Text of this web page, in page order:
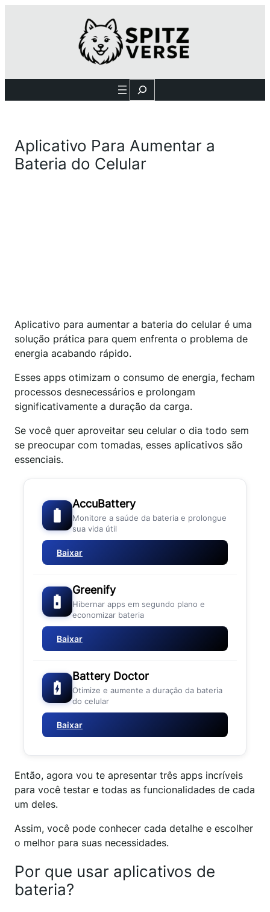
Search
Aplicativo Para Aumentar a
Bateria do Celular
Aplicativo para aumentar a bateria do celular é uma
solução prática para quem enfrenta o problema de
energia acabando rápido.
Esses apps otimizam o consumo de energia, fecham
processos desnecessários e prolongam
significativamente a duração da carga.
Se você quer aproveitar seu celular o dia todo sem
se preocupar com tomadas, esses aplicativos são
essenciais.
AccuBattery
Monitore a saúde da bateria e prolongue
sua vida útil
Baixar
Greenify
Hibernar apps em segundo plano e
economizar bateria
Baixar
Battery Doctor
Otimize e aumente a duração da bateria
do celular
Baixar
Então, agora vou te apresentar três apps incríveis
para você testar e todas as funcionalidades de cada
um deles.
Assim, você pode conhecer cada detalhe e escolher
o melhor para suas necessidades.
Por que usar aplicativos de
bateria?